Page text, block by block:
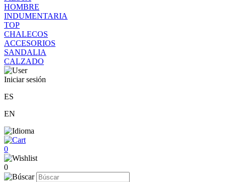
HOMBRE
INDUMENTARIA
TOP
CHALECOS
ACCESORIOS
SANDALIA
CALZADO
Iniciar sesión
ES
EN
0
0